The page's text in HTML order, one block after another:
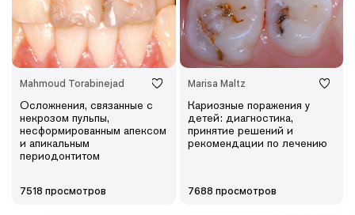
Mahmoud Torabinejad
Осложнения, связанные с
некрозом пульпы,
несформированным апексом
и апикальным
периодонтитом
7518 просмотров
Marisa Maltz
Кариозные поражения у
детей: диагностика,
принятие решений и
рекомендации по лечению
7688 просмотров